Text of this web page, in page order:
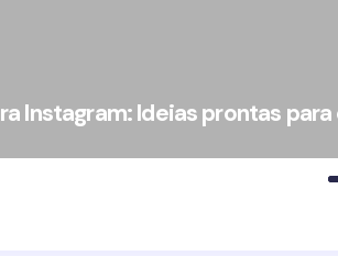
Instagram: Ideias prontas